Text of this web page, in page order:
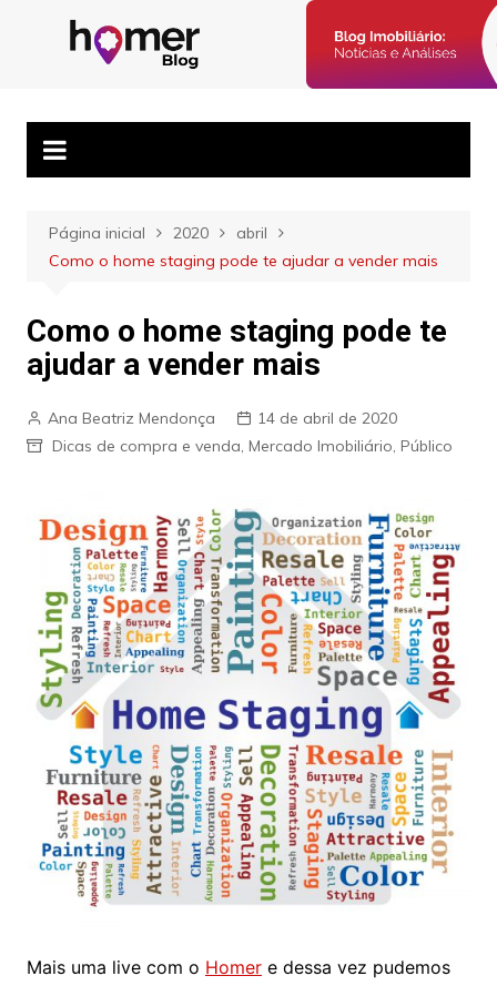
Blog Homer:
Mercado
Imobiliário,
Posts semanais sobre o mercado imobiliário e dicas para
corretores imobiliários encontrarem parceiros e venderem mais.
Página inicial 2020
abril
Como o home staging pode te ajudar a vender mais
Como o home staging pode te
ajudar a vender mais
Ana Beatriz Mendonça
14 de abril de 2020
Dicas de compra e venda, Mercado Imobiliário, Público
Mais uma live com o Homere dessa vez pudemos